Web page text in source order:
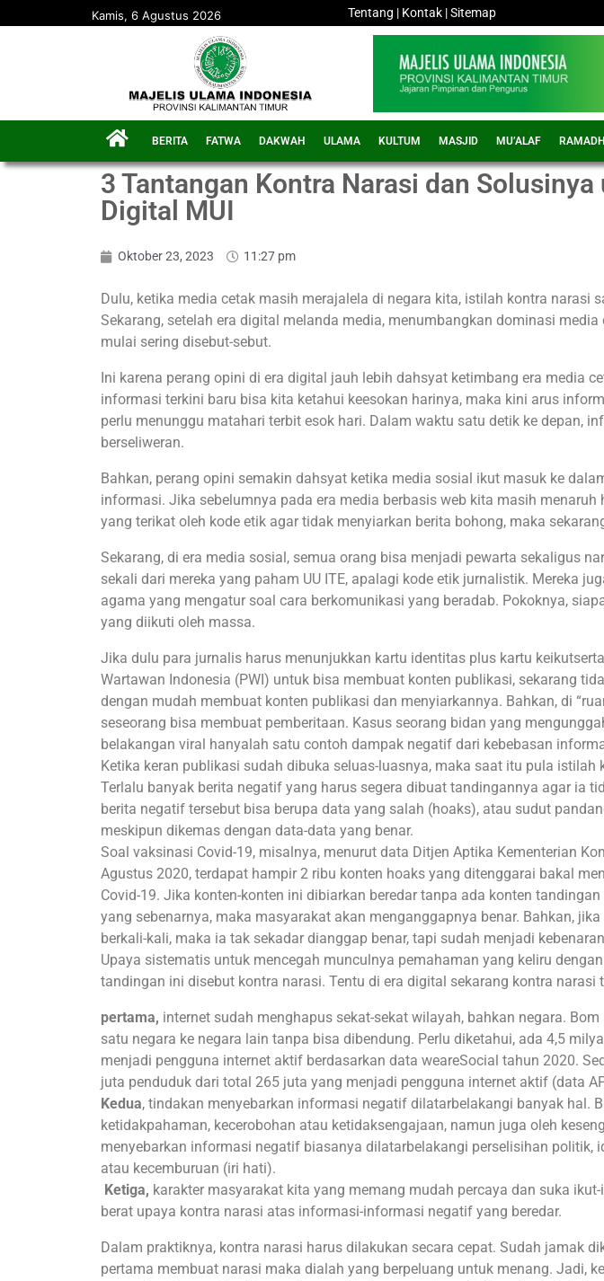
Kamis, 6 Agustus 2026 Tentang | Kontak |Sitemap
BERITA FATWA DAKWAH ULAMA KULTUM MASJID MU’ALAF
3 Tantangan Kontra Narasi dan
Digital MUI
Oktober 23, 2023 11:27 pm
Dulu, ketika media cetak masih merajalela di negara kita, istilah kontra narasi
Sekarang, setelah era digital melanda media, menumbangkan dominasi
mulai sering disebut-sebut.
Ini karena perang opini di era digital jauh lebih dahsyat ketimbang era media
informasi terkini baru bisa kita ketahui keesokan harinya, maka kini arus
perlu menunggu matahari terbit esok hari. Dalam waktu satu detik ke depan,
berseliweran.
Bahkan, perang opini semakin dahsyat ketika media sosial ikut masuk ke
informasi. Jika sebelumnya pada era media berbasis web kita masih menaruh
yang terikat oleh kode etik agar tidak menyiarkan berita bohong, maka
Sekarang, di era media sosial, semua orang bisa menjadi pewarta sekaligus
sekali dari mereka yang paham UU ITE, apalagi kode etik jurnalistik. Mereka
agama yang mengatur soal cara berkomunikasi yang beradab. Pokoknya,
yang diikuti oleh massa.
Jika dulu para jurnalis harus menunjukkan kartu identitas plus kartu
Wartawan Indonesia (PWI) untuk bisa membuat konten publikasi, sekarang
dengan mudah membuat konten publikasi dan menyiarkannya. Bahkan, di
seseorang bisa membuat pemberitaan. Kasus seorang bidan yang
belakangan viral hanyalah satu contoh dampak negatif dari kebebasan
Ketika keran publikasi sudah dibuka seluas-luasnya, maka saat itu pula
Terlalu banyak berita negatif yang harus segera dibuat tandingannya agar ia
berita negatif tersebut bisa berupa data yang salah (hoaks), atau sudut
meskipun dikemas dengan data-data yang benar.
Soal vaksinasi Covid-19, misalnya, menurut data Ditjen Aptika Kementerian
Agustus 2020, terdapat hampir 2 ribu konten hoaks yang ditenggarai bakal
Covid-19. Jika konten-konten ini dibiarkan beredar tanpa ada konten
yang sebenarnya, maka masyarakat akan menganggapnya benar. Bahkan,
berkali-kali, maka ia tak sekadar dianggap benar, tapi sudah menjadi
Upaya sistematis untuk mencegah munculnya pemahaman yang keliru
tandingan ini disebut kontra narasi. Tentu di era digital sekarang kontra narasi
pertama, internet sudah menghapus sekat-sekat wilayah, bahkan negara.
satu negara ke negara lain tanpa bisa dibendung. Perlu diketahui, ada 4,5
menjadi pengguna internet aktif berdasarkan data weareSocial tahun 2020.
juta penduduk dari total 265 juta yang menjadi pengguna internet aktif (data
Kedua, tindakan menyebarkan informasi negatif dilatarbelakangi banyak hal.
ketidakpahaman, kecerobohan atau ketidaksengajaan, namun juga oleh
menyebarkan informasi negatif biasanya dilatarbelakangi perselisihan politik,
atau kecemburuan (iri hati).
Ketiga, karakter masyarakat kita yang memang mudah percaya dan suka
berat upaya kontra narasi atas informasi-informasi negatif yang beredar.
Dalam praktiknya, kontra narasi harus dilakukan secara cepat. Sudah jamak
pertama membuat narasi maka dialah yang berpeluang untuk menang. Jadi,